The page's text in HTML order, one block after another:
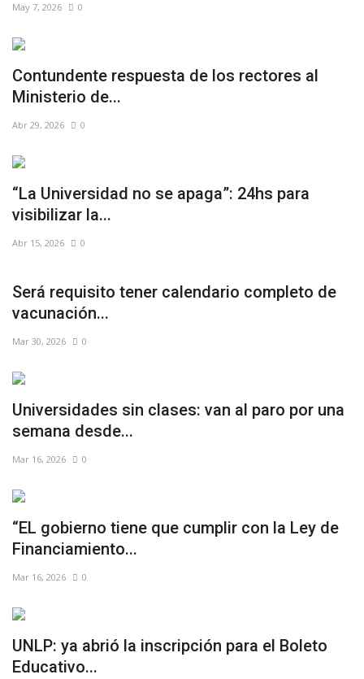
May 7, 2026 0
Contundente respuesta de los rectores al
Ministerio de...
Abr 29, 2026 0
“La Universidad no se apaga”: 24hs para
visibilizar la...
Abr 15, 2026 0
Será requisito tener calendario completo de
vacunación...
Mar 30, 2026 0
Universidades sin clases: van al paro por una
semana desde...
Mar 16, 2026 0
“EL gobierno tiene que cumplir con la Ley de
Financiamiento...
Mar 16, 2026 0
UNLP: ya abrió la inscripción para el Boleto
Educativo...